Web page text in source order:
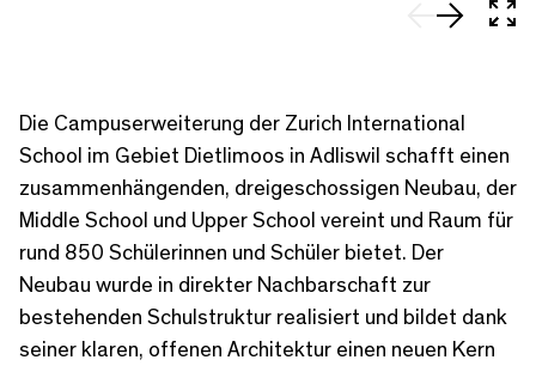
Die Campuserweiterung der Zurich International
School im Gebiet Dietlimoos in Adliswil schafft einen
zusammenhängenden, dreigeschossigen Neubau, der
Middle School und Upper School vereint und Raum für
rund 850 Schülerinnen und Schüler bietet. Der
Neubau wurde in direkter Nachbarschaft zur
bestehenden Schulstruktur realisiert und bildet dank
seiner klaren, offenen Architektur einen neuen Kern